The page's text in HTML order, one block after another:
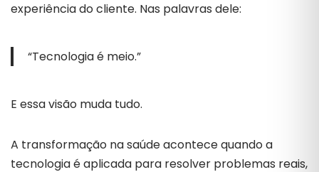
experiência do cliente. Nas palavras dele:
“Tecnologia é meio.”
E essa visão muda tudo.
A transformação na saúde acontece quando a
tecnologia é aplicada para resolver problemas reais,